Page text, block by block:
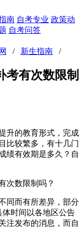
南 自考专业 政策动
自考问答
/ 新生指南 /
考有次数限制
升的教育形式，完成
比较繁多，有十几门
绩有效期是多久？自
同而有所差异，部分
体时间以各地区公告
注发布的消息，而自